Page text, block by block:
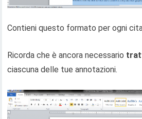
Contieni questo formato per ogni
Ricorda che è ancora necessario
ciascuna delle tue annotazioni.